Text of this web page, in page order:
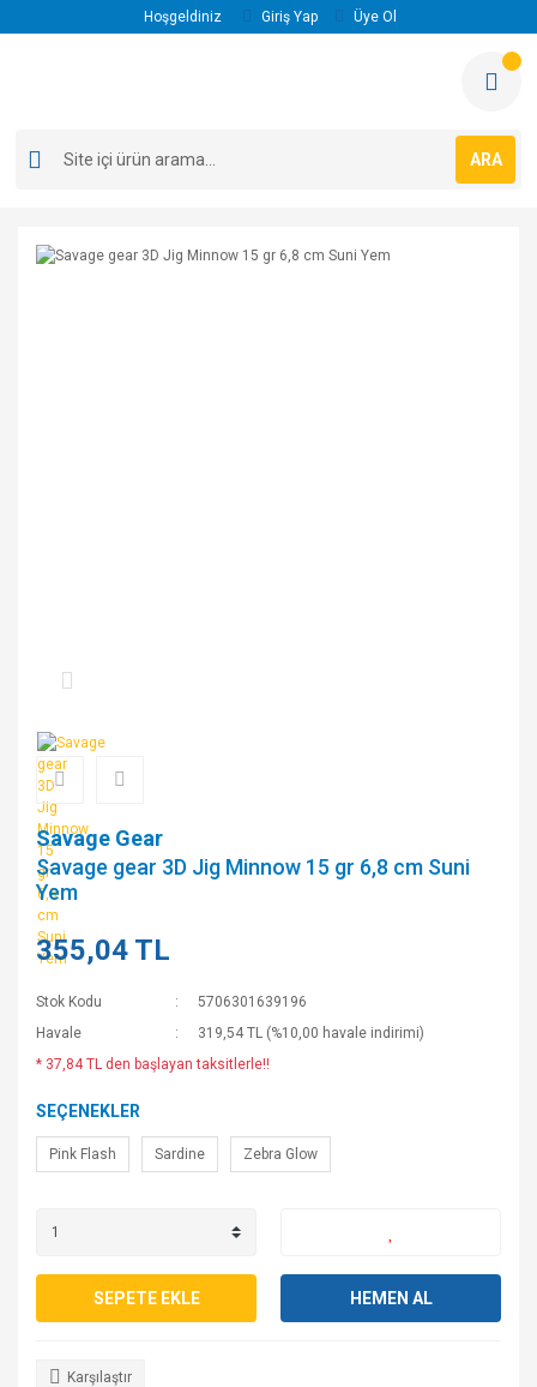
Hoşgeldiniz Giriş Yap Üye Ol
ARA
Savage Gear
Savage gear 3D Jig Minnow 15 gr 6,8 cm Suni
Yem
355,04 TL
Stok Kodu
5706301639196
Havale
319,54 TL (%10,00 havale indirimi)
* 37,84 TL den başlayan taksitlerle!!
SEÇENEKLER
Pink Flash Sardine Zebra Glow
SEPETE EKLE HEMEN AL
Karşılaştır